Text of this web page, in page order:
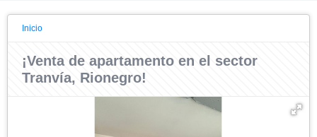
Inicio
¡Venta de apartamento en el sector
Tranvía, Rionegro!